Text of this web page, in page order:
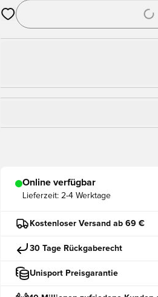
Öffnet ein Fenster zum Anmelden
Online verfügbar
Lieferzeit: 2-4 Werktage
Kostenloser Versand ab 69 €
30 Tage Rückgaberecht
Unisport Preisgarantie